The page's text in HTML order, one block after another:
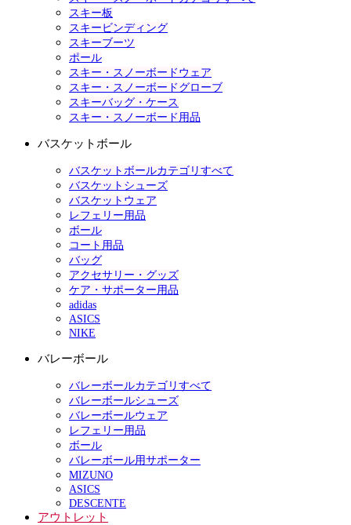
スキー板
スキービンディング
スキーブーツ
ポール
スキー・スノーボードウェア
スキー・スノーボードグローブ
スキーバッグ・ケース
スキー・スノーボード用品
バスケットボール
バスケットボールカテゴリすべて
バスケットシューズ
バスケットウェア
レフェリー用品
ボール
コート用品
バッグ
アクセサリー・グッズ
ケア・サポーター用品
adidas
ASICS
NIKE
バレーボール
バレーボールカテゴリすべて
バレーボールシューズ
バレーボールウェア
レフェリー用品
ボール
バレーボール用サポーター
MIZUNO
ASICS
DESCENTE
アウトレット